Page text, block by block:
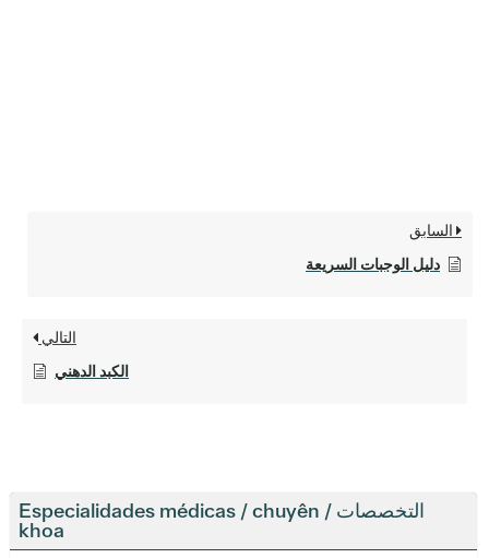
التخصصات / Especialidades médicas / chuyên
khoa
السابق
دليل الوجبات السريعة
التالي
الكبد الدهني